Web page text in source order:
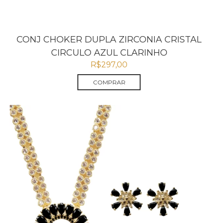
CONJ CHOKER DUPLA ZIRCONIA CRISTAL
CIRCULO AZUL CLARINHO
R$297,00
COMPRAR